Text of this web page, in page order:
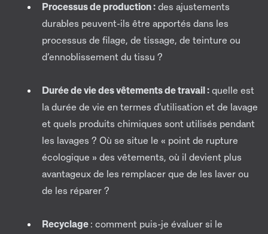
Processus de production : des ajustements
durables peuvent-ils être apportés dans les
processus de filage, de tissage, de teinture ou
d’ennoblissement du tissu ?
Durée de vie des vêtements de travail : quelle est
la durée de vie en termes d'utilisation et de lavage
et quels produits chimiques sont utilisés pendant
les lavages ? Où se situe le « point de rupture
écologique » des vêtements, où il devient plus
avantageux de les remplacer que de les laver ou
de les réparer ?
Recyclage : comment puis-je évaluer si le